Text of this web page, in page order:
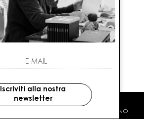
CARTA DI CREDITO CONTRASSEGNO
Iscriviti alla nostra
newsletter